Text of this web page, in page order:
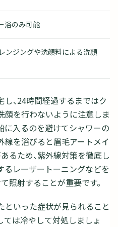
浴のみ可能
ンジングや洗顔料による洗顔
、24時間経過するまではク
顔を行わないように注意しま
に入るのを避けてシャワーの
線を浴びると眉毛アートメイ
るため、紫外線対策を徹底し
るレーザートーニングなどを
照射することが重要です。
といった症状が見られること
ては冷やして対処しましょ